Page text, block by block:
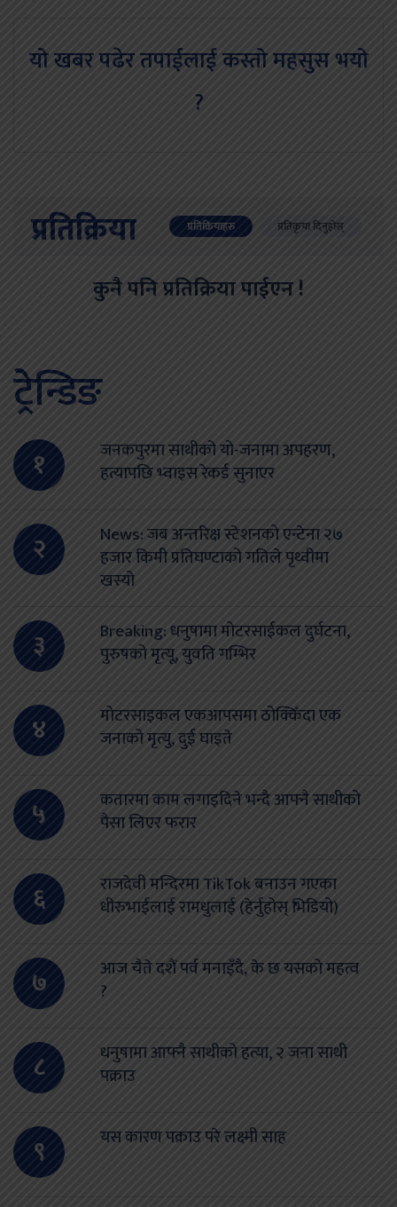
यो खबर पढेर तपाईलाई कस्तो महसुस भयो
?
प्रतिक्रिया प्रतिक्रियाहरु प्रतिकृया दिनुहोस्
कुनै पनि प्रतिक्रिया पाईएन !
ट्रेन्डिङ
१
जनकपुरमा साथीको यो-जनामा अपहरण,
हत्यापछि भ्वाइस रेकर्ड सुनाएर
२
News: जब अन्तरिक्ष स्टेशनको एन्टेना २७
हजार किमी प्रतिघण्टाको गतिले पृथ्वीमा
खस्यो
३
Breaking: धनुषामा मोटरसाईकल दुर्घटना,
पुरुषको मृत्यू, युवति गम्भिर
४
मोटरसाइकल एकआपसमा ठोक्किँदा एक
जनाको मृत्यु, दुई घाइते
५
कतारमा काम लगाइदिने भन्दै आफ्नै साथीको
पैसा लिएर फरार
६
राजदेवी मन्दिरमा TikTok बनाउन गएका
धीरुभाईलाई रामधुलाई (हेर्नुहोस् भिडियो)
७
आज चैते दशैं पर्व मनाइँदै, के छ यसको महत्व
?
८
धनुषामा आफ्नै साथीको हत्या, २ जना साथी
पक्राउ
९ यस कारण पक्राउ परे लक्ष्मी साह